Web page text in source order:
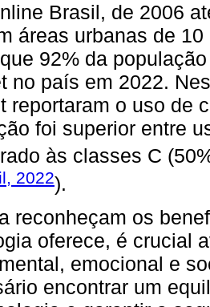
Brasil, de 2006
áreas urbanas de
92% da
no país em 2022.
reportaram o uso de
foi superior entre
às classes C
2022).
reconheçam os
oferece, é crucial
emocional e
encontrar um